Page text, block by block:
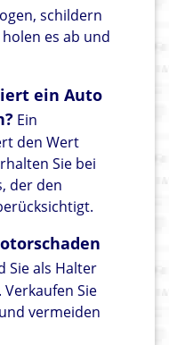
schildern
es ab und
ein Auto
Ein
den Wert
Sie bei
der den
Sie als Halter
Sie
vermeiden